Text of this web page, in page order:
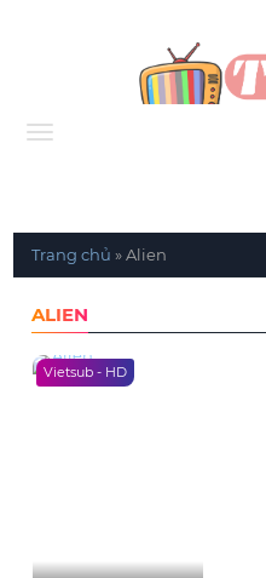
Menu
Trang chủ »Alien
ALIEN
Vietsub - HD